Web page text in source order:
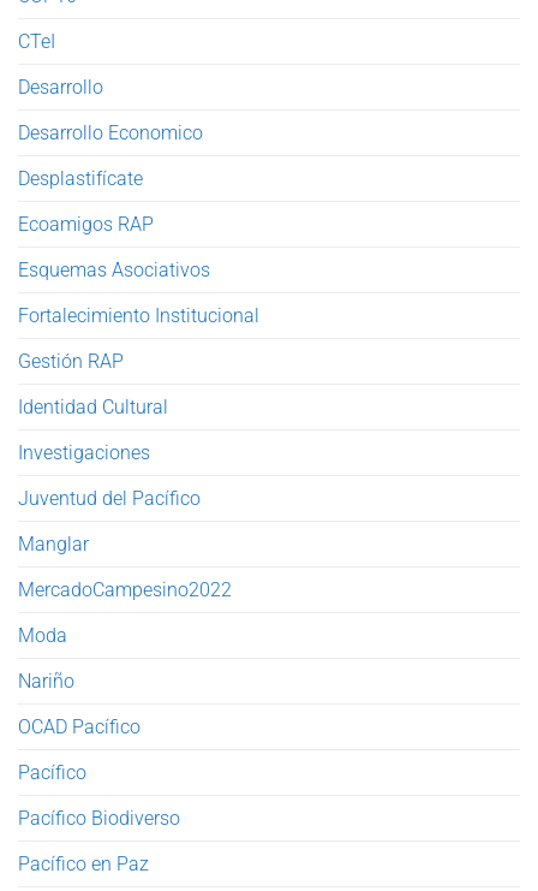
CTeI
Desarrollo
Desarrollo Economico
Desplastifícate
Ecoamigos RAP
Esquemas Asociativos
Fortalecimiento Institucional
Gestión RAP
Identidad Cultural
Investigaciones
Juventud del Pacífico
Manglar
MercadoCampesino2022
Moda
Nariño
OCAD Pacífico
Pacífico
Pacífico Biodiverso
Pacífico en Paz